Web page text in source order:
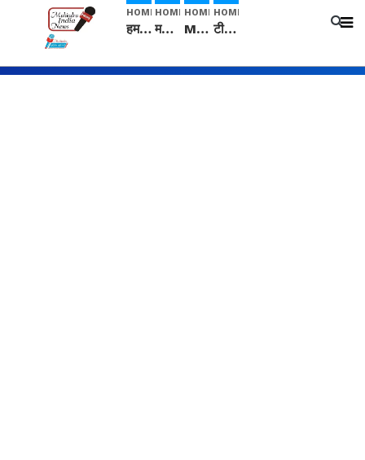
HOME
हम सनातनी..." सांसद kangana Ranaut से क्या बोली लड़की? Viral Jantar-Mantar | CJP protest
HOME
मनीषा हत्याकांड: हत्या, आत्महत्या या कोई बड़ा राज? | Full Story | Josh Haryana
HOME
Mangalsutra: हिंदू धर्म में शादी के बाद मंगलसूत्र क्यों पहनती है महिलाएं, किसने शुरु की ये परंपरा
HOME
टीम बीकेई ने एग्रीकल्चर ग्रेड की यूरिया खाद गट्टों में बदलकर टेक्निकल ग्रेड में बेचने वालों पर करवाई कार्रवाई: लखविंदर सिंह औलख